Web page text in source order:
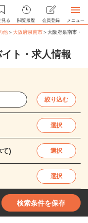
見る 閲覧履歴 会員登録 メニュー
他＞大阪府泉南市＞大阪府泉南市・
ト・求人情報
絞り込む
選択
て) 選択
選択
検索条件を保存